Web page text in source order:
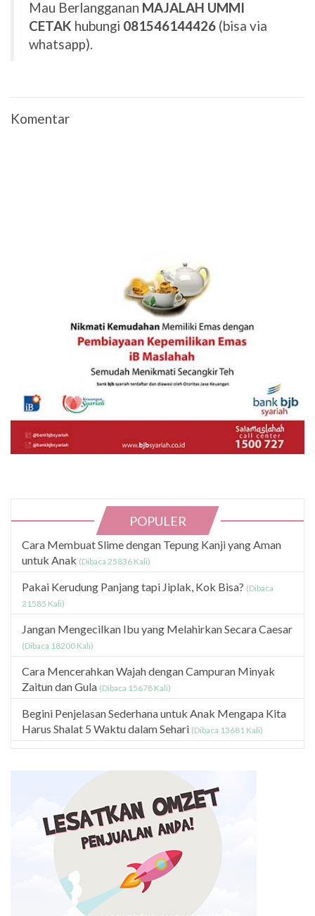
Mau Berlangganan MAJALAH UMMI
CETAK hubungi 081546144426 (bisa via
whatsapp).
Komentar
POPULER
Cara Membuat Slime dengan Tepung Kanji yang Aman
untuk Anak (Dibaca 25836 Kali)
Pakai Kerudung Panjang tapi Jiplak, Kok Bisa? (Dibaca
21585 Kali)
Jangan Mengecilkan Ibu yang Melahirkan Secara Caesar
(Dibaca 18200 Kali)
Cara Mencerahkan Wajah dengan Campuran Minyak
Zaitun dan Gula (Dibaca 15678 Kali)
Begini Penjelasan Sederhana untuk Anak Mengapa Kita
Harus Shalat 5 Waktu dalam Sehari (Dibaca 13681 Kali)